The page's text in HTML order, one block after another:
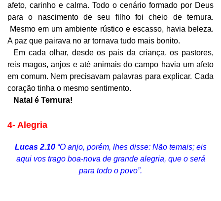
afeto, carinho e calma. Todo o cenário formado por Deus
para o nascimento de seu filho foi cheio de ternura.
Mesmo em um ambiente rústico e escasso, havia beleza.
A paz que pairava no ar tornava tudo mais bonito.
Em cada olhar, desde os pais da criança, os pastores,
reis magos, anjos e até animais do campo havia um afeto
em comum. Nem precisavam palavras para explicar. Cada
coração tinha o mesmo sentimento.
Natal é Ternura!
4- Alegria
Lucas 2.10 “O anjo, porém, lhes disse: Não temais; eis
aqui vos trago boa-nova de grande alegria, que o será
para todo o povo”.